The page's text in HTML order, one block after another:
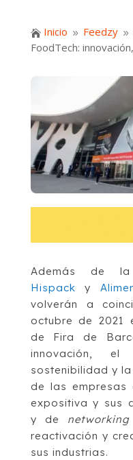
 Inicio 9 Feedzy 9
FoodTech:
Además de la
Hispack y
volverán a
octubre de 2021
de Fira de
innovación, el
sostenibilidad y
de las
expositiva y sus
y de networking
reactivación y
sus industrias.